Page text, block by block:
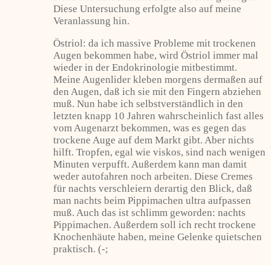
Diese Untersuchung erfolgte also auf meine
Veranlassung hin.
Östriol: da ich massive Probleme mit trockenen
Augen bekommen habe, wird Östriol immer mal
wieder in der Endokrinologie mitbestimmt.
Meine Augenlider kleben morgens dermaßen auf
den Augen, daß ich sie mit den Fingern abziehen
muß. Nun habe ich selbstverständlich in den
letzten knapp 10 Jahren wahrscheinlich fast alles
vom Augenarzt bekommen, was es gegen das
trockene Auge auf dem Markt gibt. Aber nichts
hilft. Tropfen, egal wie viskos, sind nach wenigen
Minuten verpufft. Außerdem kann man damit
weder autofahren noch arbeiten. Diese Cremes
für nachts verschleiern derartig den Blick, daß
man nachts beim Pippimachen ultra aufpassen
muß. Auch das ist schlimm geworden: nachts
Pippimachen. Außerdem soll ich recht trockene
Knochenhäute haben, meine Gelenke quietschen
praktisch. (-;